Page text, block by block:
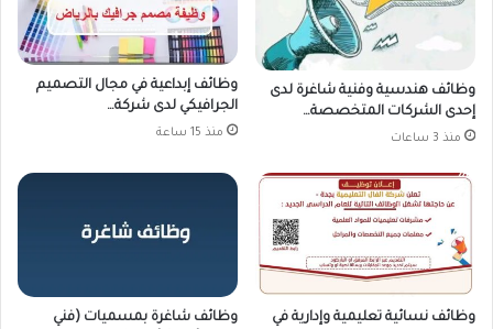
وظائف هندسية وفنية شاغرة لدى
إحدى الشركات المتخصصة…
منذ 3 ساعات
وظائف إبداعية في مجال التصميم
الجرافيكي لدى شركة…
منذ 15 ساعة
وظائف نسائية تعليمية وإدارية في
وظائف شاغرة بمسميات (فني